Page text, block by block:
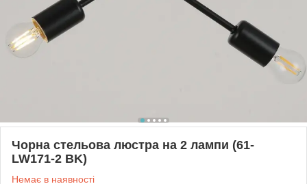
Чорна стельова люстра на 2 лампи (61-
LW171-2 BK)
Немає в наявності